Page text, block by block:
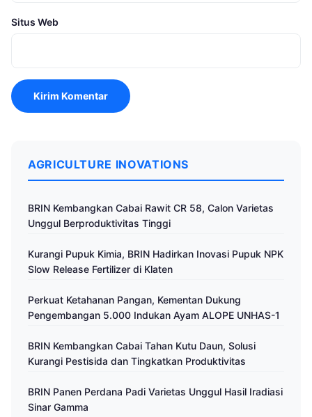
Situs Web
AGRICULTURE INOVATIONS
BRIN Kembangkan Cabai Rawit CR 58, Calon Varietas
Unggul Berproduktivitas Tinggi
Kurangi Pupuk Kimia, BRIN Hadirkan Inovasi Pupuk NPK
Slow Release Fertilizer di Klaten
Perkuat Ketahanan Pangan, Kementan Dukung
Pengembangan 5.000 Indukan Ayam ALOPE UNHAS-1
BRIN Kembangkan Cabai Tahan Kutu Daun, Solusi
Kurangi Pestisida dan Tingkatkan Produktivitas
BRIN Panen Perdana Padi Varietas Unggul Hasil Iradiasi
Sinar Gamma